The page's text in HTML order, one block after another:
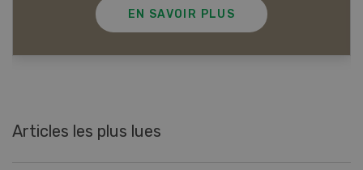
EN SAVOIR PLUS
Articles les plus lues